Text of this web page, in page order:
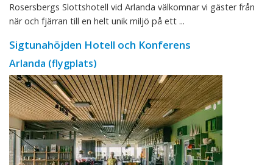
Rosersbergs Slottshotell vid Arlanda välkomnar vi gäster från
när och fjärran till en helt unik miljö på ett ...
Sigtunahöjden Hotell och Konferens
Arlanda (flygplats)